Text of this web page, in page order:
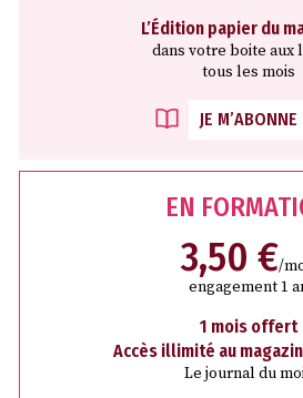
L’Édition papier du
dans votre boite aux
tous les mois
JE M’ABONNE
EN
3,50 €/
engagement 1
1 mois offert
Accès illimité au
Le journal du